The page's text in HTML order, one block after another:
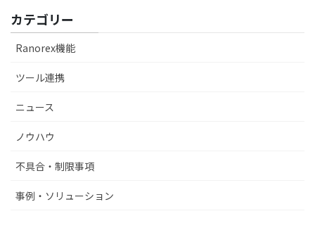
カテゴリー
Ranorex機能
ツール連携
ニュース
ノウハウ
不具合・制限事項
事例・ソリューション